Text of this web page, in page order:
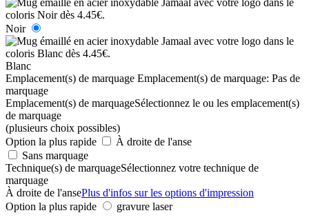
Noir
Blanc
Emplacement(s) de marquage Emplacement(s) de marquage: Pas de
marquage
Emplacement(s) de marquageSélectionnez le ou les emplacement(s)
de marquage
(plusieurs choix possibles)
Option la plus rapide
À droite de l'anse
Sans marquage
Technique(s) de marquageSélectionnez votre technique de
marquage
À droite de l'ansePlus d'infos sur les options d'impression
Option la plus rapide
gravure laser